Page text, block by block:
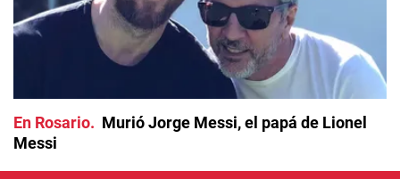
En Rosario
Murió Jorge Messi, el papá de Lionel
Messi